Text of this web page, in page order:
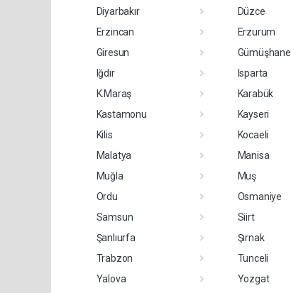
Diyarbakır
Düzce
Erzincan
Erzurum
Giresun
Gümüşhane
Iğdır
Isparta
K.Maraş
Karabük
Kastamonu
Kayseri
Kilis
Kocaeli
Malatya
Manisa
Muğla
Muş
Ordu
Osmaniye
Samsun
Siirt
Şanlıurfa
Şırnak
Trabzon
Tunceli
Yalova
Yozgat